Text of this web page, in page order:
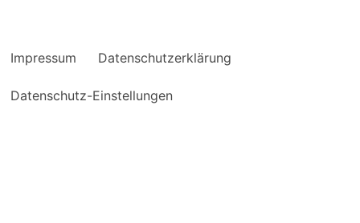
Impressum Datenschutzerklärung
Datenschutz-Einstellungen